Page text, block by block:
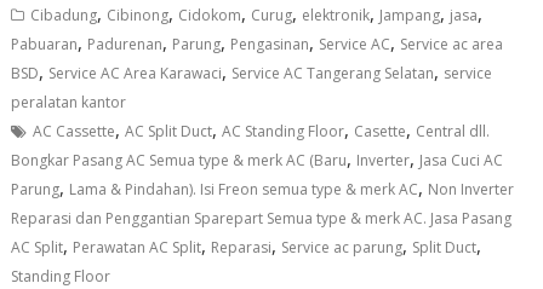
Cibadung, Cibinong, Cidokom, Curug, elektronik, Jampang, jasa,
Pabuaran, Padurenan, Parung, Pengasinan, Service AC, Service ac area
BSD, Service AC Area Karawaci, Service AC Tangerang Selatan, service
peralatan kantor
AC Cassette,AC Split Duct,AC Standing Floor, Casette, Central dll.
Bongkar Pasang AC Semua type & merk AC (Baru, Inverter, Jasa Cuci AC
Parung, Lama & Pindahan). Isi Freon semua type & merk AC, Non Inverter
Reparasi dan Penggantian Sparepart Semua type & merk AC. Jasa Pasang
AC Split, Perawatan AC Split, Reparasi, Service ac parung, Split Duct,
Standing Floor